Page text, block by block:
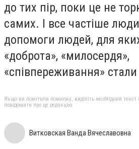
до тих пір, поки це не
самих. І все частіше
допомоги людей, для
«доброта», «милосердя»,
«співпереживання»
Якщо ви помітили помилку, виділіть необхідний текст
повідомити про це редакцію
Витковская Ванда Вячеславовна